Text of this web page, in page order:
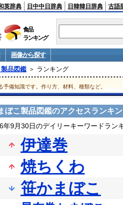
英辞典 日中中日辞典 日韓韓日辞典 古語
食品
ランキング
画像から探す
品図鑑＞ ランキング
予備知識です。作り方、材料、種類など。
ぼこ製品図鑑のアクセスランキ
年9月30日のデイリーキーワードラン
伊達巻
焼ちくわ
笹かまぼこ